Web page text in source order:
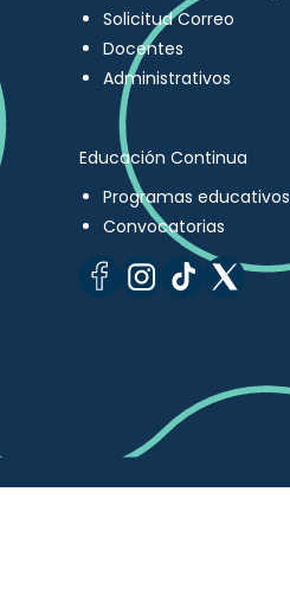
Solicitud Correo
Docentes
Administrativos
Educación Continua
Programas educativos
Convocatorias